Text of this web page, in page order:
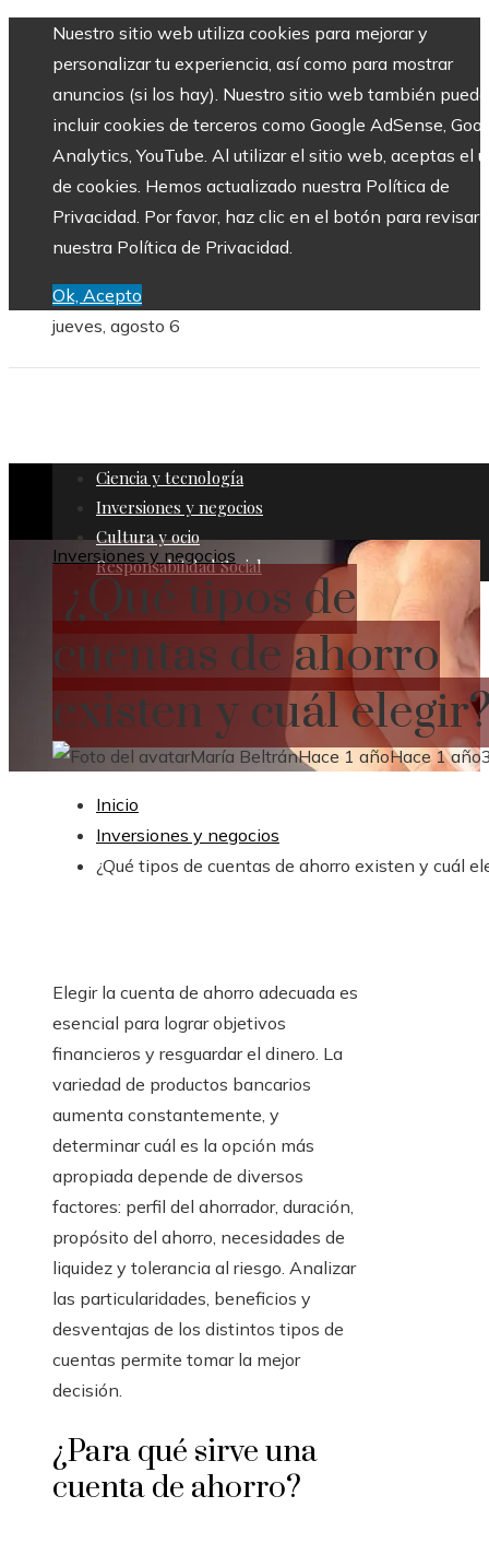
Nuestro sitio web utiliza cookies para mejorar y
personalizar tu experiencia, así como para mostrar
anuncios (si los hay). Nuestro sitio web también puede
incluir cookies de terceros como Google AdSense,
Analytics, YouTube. Al utilizar el sitio web, aceptas el
de cookies. Hemos actualizado nuestra Política de
Privacidad. Por favor, haz clic en el botón para revisar
nuestra Política de Privacidad.
Ok, Acepto
jueves, agosto 6
Ciencia y tecnología
Inversiones y negocios
Cultura y ocio
Responsabilidad Social
Inversiones y negocios
¿Qué tipos de
cuentas de ahorro
existen y cuál
María BeltránHace 1 añoHace 1 año
Inicio
Inversiones y negocios
¿Qué tipos de cuentas de ahorro existen y cuál
Elegir la cuenta de ahorro adecuada es
esencial para lograr objetivos
financieros y resguardar el dinero. La
variedad de productos bancarios
aumenta constantemente, y
determinar cuál es la opción más
apropiada depende de diversos
factores: perfil del ahorrador, duración,
propósito del ahorro, necesidades de
liquidez y tolerancia al riesgo. Analizar
las particularidades, beneficios y
desventajas de los distintos tipos de
cuentas permite tomar la mejor
decisión.
¿Para qué sirve una
cuenta de ahorro?